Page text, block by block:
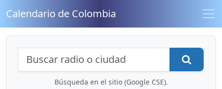
Calendario de Colombia
Búsqueda de radios y contenidos
Búsqueda en el sitio (Google CSE).